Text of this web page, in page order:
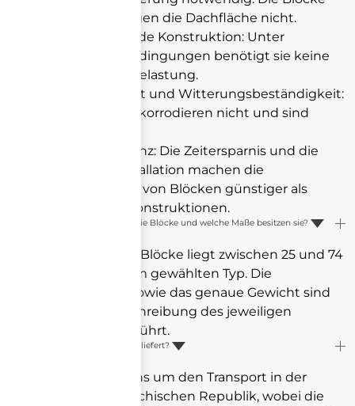
beeinträchtigen die Dachfläche nicht.
Selbsttragende Konstruktion: Unter
normalen Bedingungen benötigt sie keine
zusätzliche Belastung.
Formstabilität und Witterungsbeständigkeit:
Betonsteine korrodieren nicht und sind
Kosteneffizienz: Die Zeitersparnis und die
einfache Installation machen die
Verwendung von Blöcken günstiger als
Aluminiumkonstruktionen.
Welches Gewicht haben die Blöcke und welche Maße besitzen sie?
Das Gewicht der Blöcke liegt zwischen 25 und 74
kg, abhängig vom gewählten Typ. Die
Abmessungen sowie das genaue Gewicht sind
stets in der Beschreibung des jeweiligen
Blocktyps aufgeführt.
Wie werden die Blöcke geliefert?
Wir kümmern uns um den Transport in der
gesamten Tschechischen Republik, wobei die